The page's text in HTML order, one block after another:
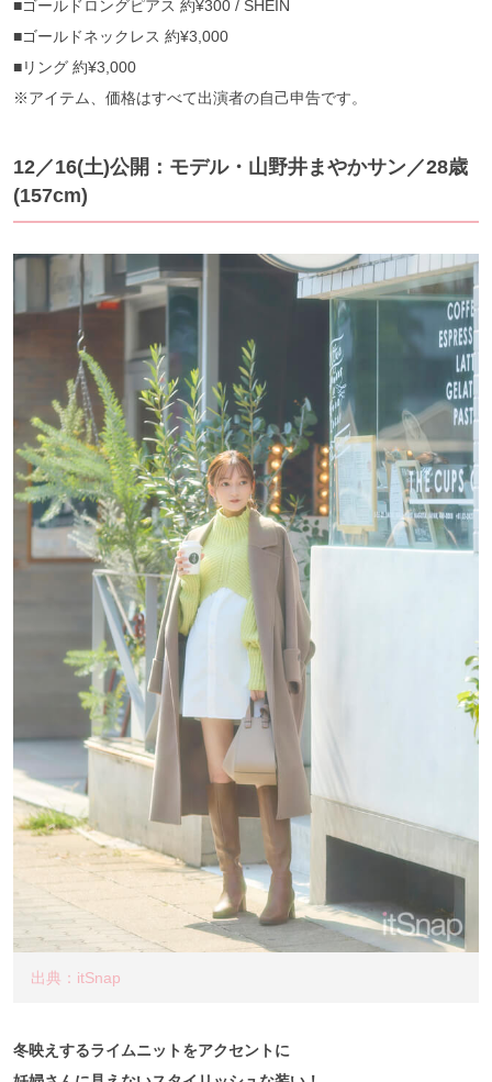
■ゴールドロングピアス 約¥300 / SHEIN
■ゴールドネックレス 約¥3,000
■リング 約¥3,000
※アイテム、価格はすべて出演者の自己申告です。
12／16(土)公開：モデル・山野井まやかサン ／28歳
(157cm)
出典：itSnap
冬映えするライムニットをアクセントに